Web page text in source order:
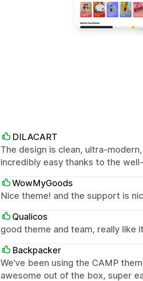
DILACART
The design is clean, ultra-
incredibly easy thanks to the
WowMyGoods
Nice theme! and the support is
Qualicos
good theme and team, really like it
Backpacker
We’ve been using the CAMP
awesome out of the box, super